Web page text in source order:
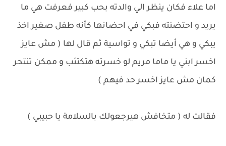
اما علاء فكان ينظر الي والدته بحب كبير فعرفت هي ما
يريد و احتضنته فبكي في احضانها كأنه طفل صغير اخذ
يبكي و هي أيضا تبكي و تواسية ثم قال لها ( مش عايز
اخسر ابني يا ماما مريم لو خسرته هتكتئب و ممكن تنتحر
كمان مش عايز اخسر حد فيهم )
فقالت له ( متخافش هيرجعولك بالسلامة يا حبيبي )